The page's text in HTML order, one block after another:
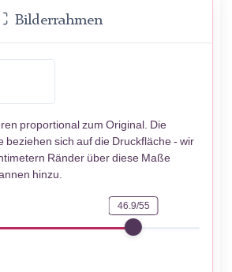
Bilderrahmen
proportional zum Original. Die
beziehen sich auf die Druckfläche - wir
Ränder über diese Maße
hinzu.
46.9/55